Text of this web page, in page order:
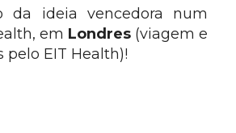
da ideia vencedora num
em Londres (viagem e
pelo EIT Health)!